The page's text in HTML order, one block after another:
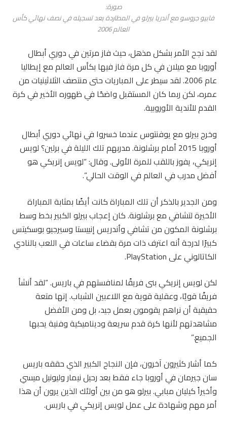
صورة:
فابيو جروسو مع أندريا بيرلو في المطاردة بعد تسجيله في نصف نهائي كأس
العالم 2006
لقد نجح الأمر بشكل مذهل، حيث فاز مرتين في دوري أبطال
أوروبا مع ميلان في كل مرة فاز فيها بكأس العالم مع إيطاليا
عام 2006. لقد سيطر على المباريات حتى منتصف الثلاثينيات من
عمره، لكن ربما كان المستقبل واضحًا في ظهوره الأخير في كرة
القدم للأندية الأوروبية.
وخرج بيرلو مع يوفنتوس عندما خسروا في نهائي دوري أبطال
أوروبا 2015 أمام برشلونة. مدربهم تلك الليلة في برلين؟ لويس
إنريكي، يفوز باللقب للمرة الأولى. وقال: “لويس إنريكي هو
أفضل مدرب في العالم في الوقت الحالي”.
ومن الجدير بالذكر أن تلك المباراة كانت أيضًا بمثابة المباراة
الأخيرة لتشافي مع برشلونة. كان إعجاب بيرلو الكبير بخط وسط
برشلونة المكون من تشافي وأندريس إنييستا وسيرجيو بوسكيتس
كبيرًا لدرجة أنه اعترف ذات مرة بقضاء ساعات في اللعب بالنادي
الكاتالوني على PlayStation.
لكن لويس إنريكي بنى فريقًا لمنافستهم في باريس. “لقد أنشأ
فريقًا قويًا، وعقلية قوية مع اللاعبين الشباب. إنها متعة
حقيقية أن نراهم يقومون بعمل جيد، بل ومن الأفضل
مشاهدتهم لأنها كرة قدم سريعة وديناميكية وفنية يحبها
الجميع.”
كما أشار كثيرون آخرون، فإن النجاح الكبير الذي حققه باريس
سان جيرمان في أوروبا جاء فقط بعد رحيل نيمار وليونيل ميسي
وأخيراً كيليان مبابي. بيرلو هو من بين أولئك الذين يرون أن هذا
أمر مهم وشهادة على عمل لويس إنريكي في باريس.